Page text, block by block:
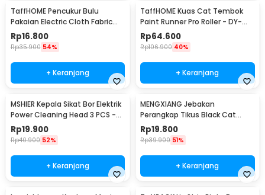
TaffHOME Pencukur Bulu
Pakaian Electric Cloth Fabric
Shaver - FL-188
Rp16.800
Rp35.900 54%
+ Keranjang
TaffHOME Kuas Cat Tembok
Paint Runner Pro Roller - DY-
526
Rp64.600
Rp106.900 40%
+ Keranjang
MSHIER Kepala Sikat Bor Elektrik
Power Cleaning Head 3 PCS -
DB003
Rp19.900
Rp40.900 52%
+ Keranjang
MENGXIANG Jebakan
Perangkap Tikus Black Cat
Mousetrap 2 PCS - JB56
Rp19.800
Rp39.900 51%
+ Keranjang